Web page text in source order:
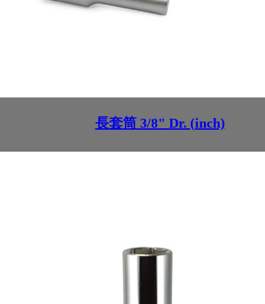
長套筒 3/8" Dr. (inch)